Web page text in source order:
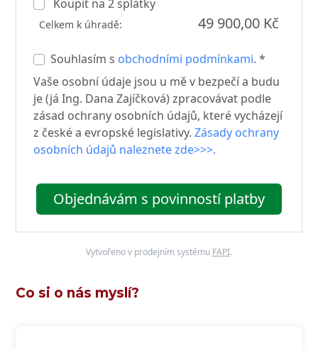
Koupit na2splátky
Celkem k úhradě: 49 900,00 Kč
Souhlasím s obchodními podmínkami. *
Vaše osobní údaje jsou u mě v bezpečí a budu
je (já Ing. Dana Zajíčková) zpracovávat podle
zásad ochrany osobních údajů, které vycházejí
z české a evropské legislativy.Zásady ochrany
osobních údajů naleznete zde>>>.
Objednávám s povinností platby
Vytvořeno v prodejním systému FAPI.
Co si o nás myslí?